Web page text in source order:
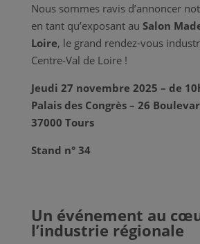
Nous sommes ravis d’annoncer
en tant qu’exposant au Salon
Loire, le grand rendez-vous
Centre-Val de Loire !
Jeudi 27 novembre 2025 – de
Palais des Congrès – 26
37000 Tours
Stand n° 34
Un événement au
l’industrie régionale